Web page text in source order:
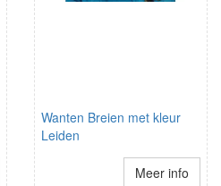
Wanten Breien met kleur
Leiden
Meer info